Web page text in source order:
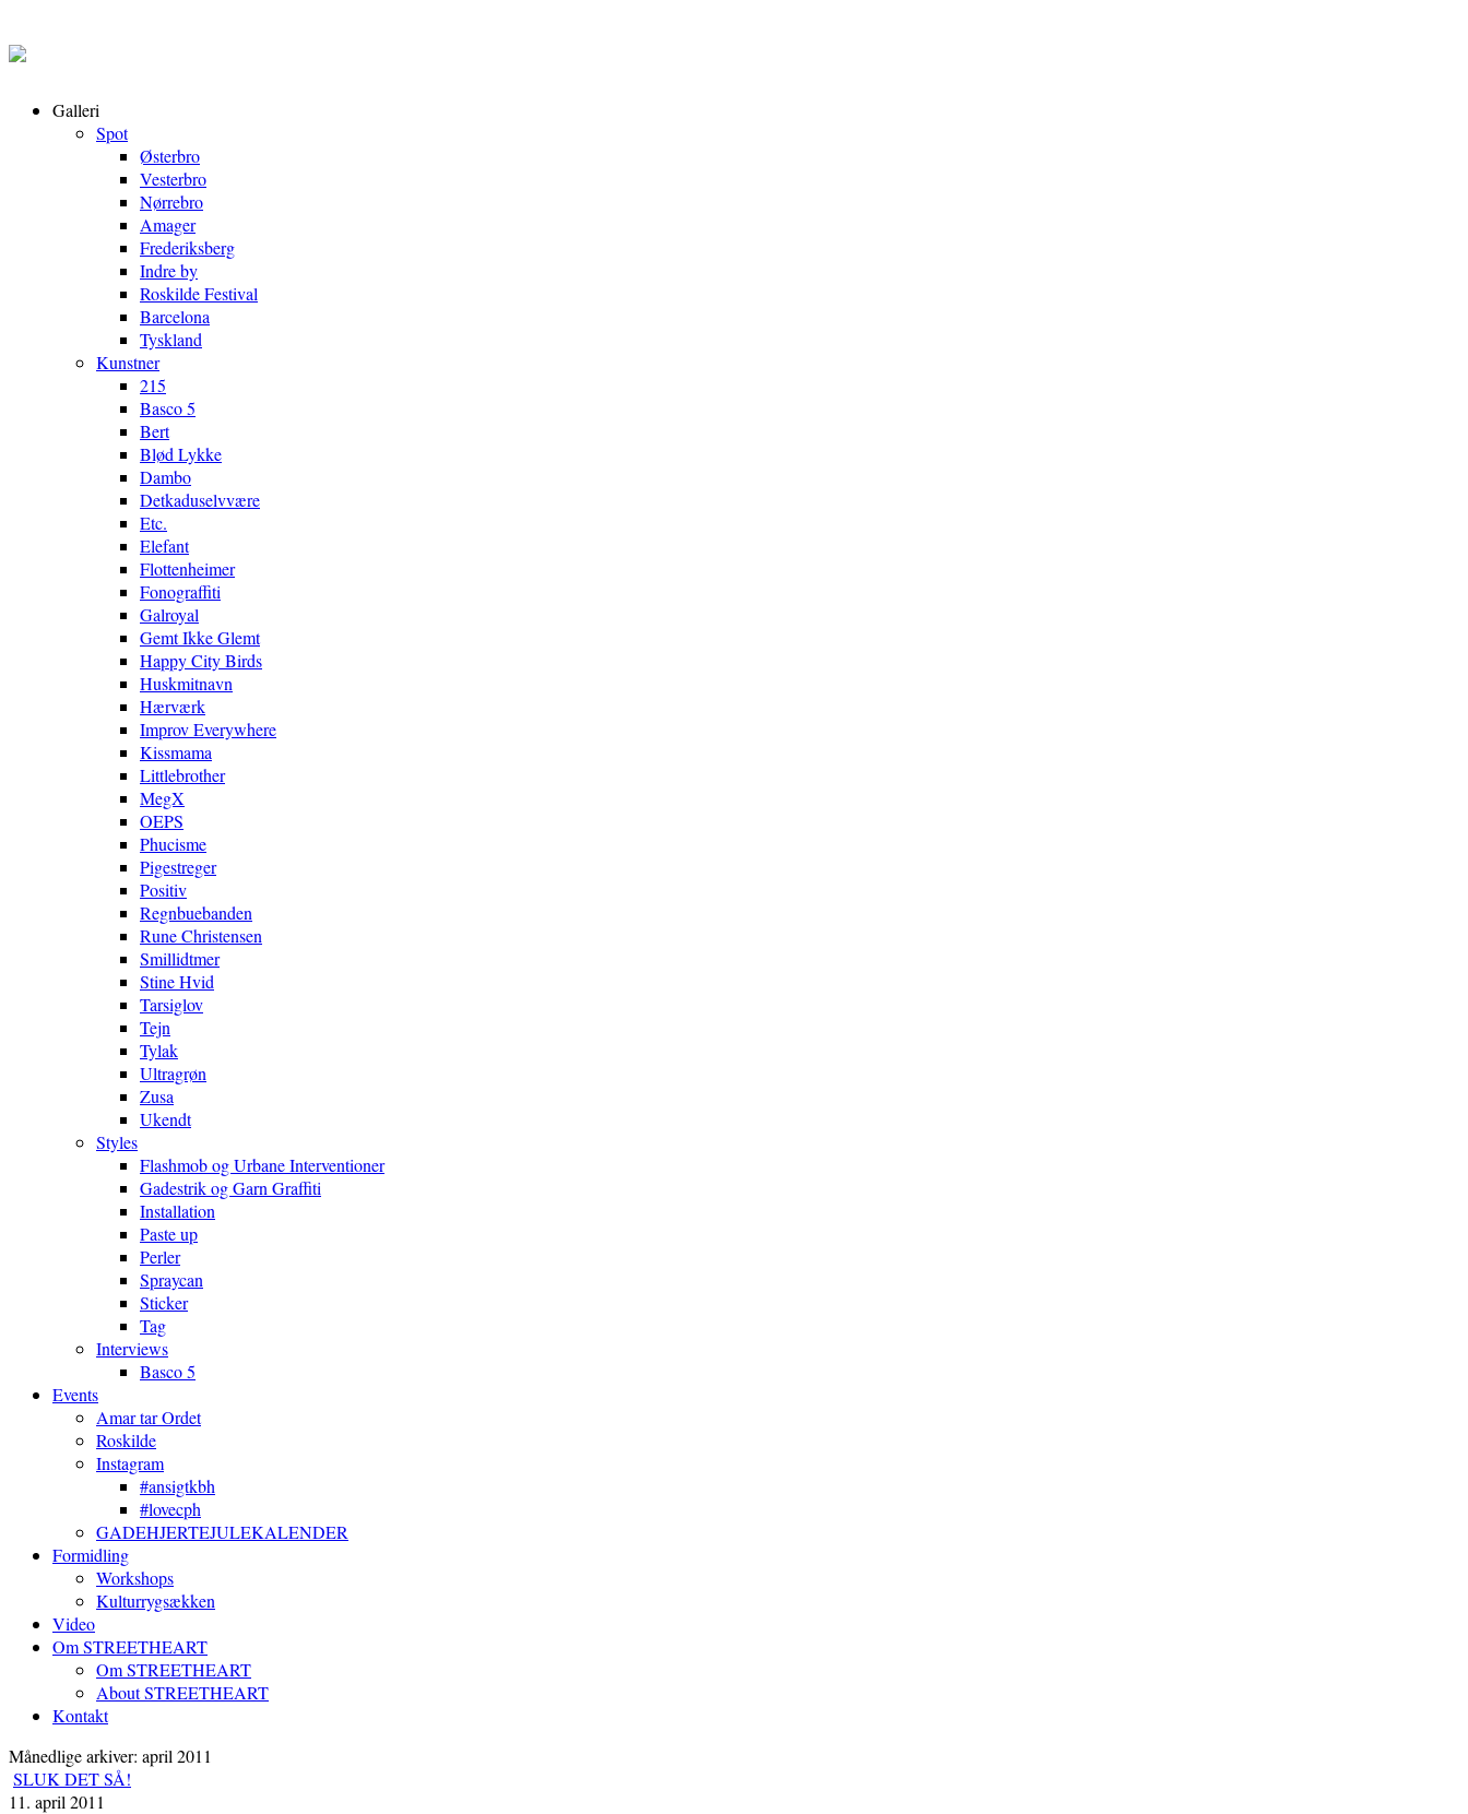
Galleri
Spot
Østerbro
Vesterbro
Nørrebro
Amager
Frederiksberg
Indre by
Roskilde Festival
Barcelona
Tyskland
Kunstner
215
Basco 5
Bert
Blød Lykke
Dambo
Detkaduselvvære
Etc.
Elefant
Flottenheimer
Fonograffiti
Galroyal
Gemt Ikke Glemt
Happy City Birds
Huskmitnavn
Hærværk
Improv Everywhere
Kissmama
Littlebrother
MegX
OEPS
Phucisme
Pigestreger
Positiv
Regnbuebanden
Rune Christensen
Smillidtmer
Stine Hvid
Tarsiglov
Tejn
Tylak
Ultragrøn
Zusa
Ukendt
Styles
Flashmob og Urbane Interventioner
Gadestrik og Garn Graffiti
Installation
Paste up
Perler
Spraycan
Sticker
Tag
Interviews
Basco 5
Events
Amar tar Ordet
Roskilde
Instagram
#ansigtkbh
#lovecph
GADEHJERTEJULEKALENDER
Formidling
Workshops
Kulturrygsækken
Video
Om STREETHEART
Om STREETHEART
About STREETHEART
Kontakt
Månedlige arkiver: april 2011
SLUK DET SÅ!
11. april 2011